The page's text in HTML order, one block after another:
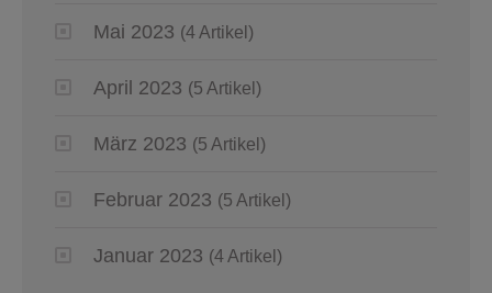
Mai 2023 (4 Artikel)
April 2023 (5 Artikel)
März 2023 (5 Artikel)
Februar 2023 (5 Artikel)
Januar 2023 (4 Artikel)